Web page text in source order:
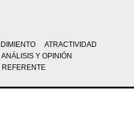
ATRACTIVIDAD
ANÁLISIS Y OPINIÓN
REFERENTE